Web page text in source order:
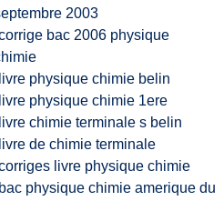
2003
bac 2006 physique
livre physique chimie belin
livre physique chimie 1ere
livre chimie terminale s belin
livre de chimie terminale
livre physique chimie
bac physique chimie amerique du